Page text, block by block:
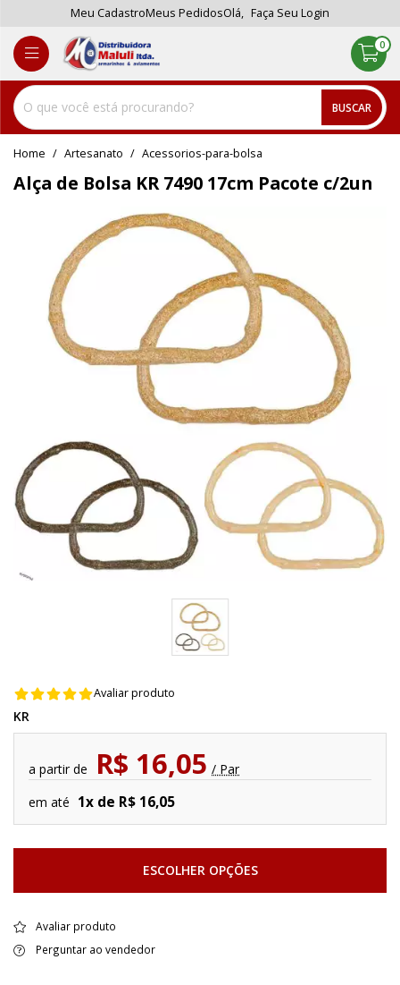
Meu CadastroMeus PedidosOlá, Faça Seu Login
BUSCAR
0
home Artesanato acessorios-para-bolsa
Alça de Bolsa KR 7490 17cm Pacote c/2un
Avaliar produto
KR
a partir de R$ 16,05 / Par
em até 1x de R$ 16,05
ESCOLHER OPÇÕES
Avaliar produto
Perguntar ao vendedor